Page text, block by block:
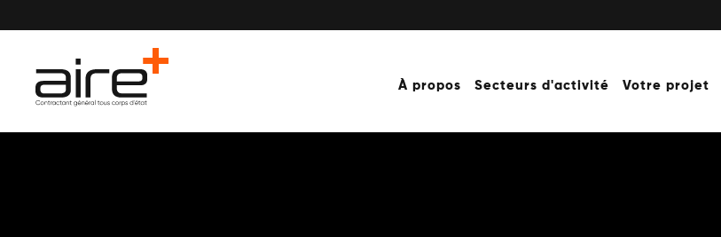
À propos Secteurs d'activité Votre projet